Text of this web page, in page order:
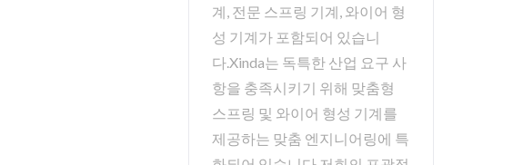
계, 전문 스프링 기계, 와이어 형
성 기계가 포함되어 있습니
다.Xinda는 독특한 산업 요구 사
항을 충족시키기 위해 맞춤형
스프링 및 와이어 형성 기계를
제공하는 맞춤 엔지니어링에 특